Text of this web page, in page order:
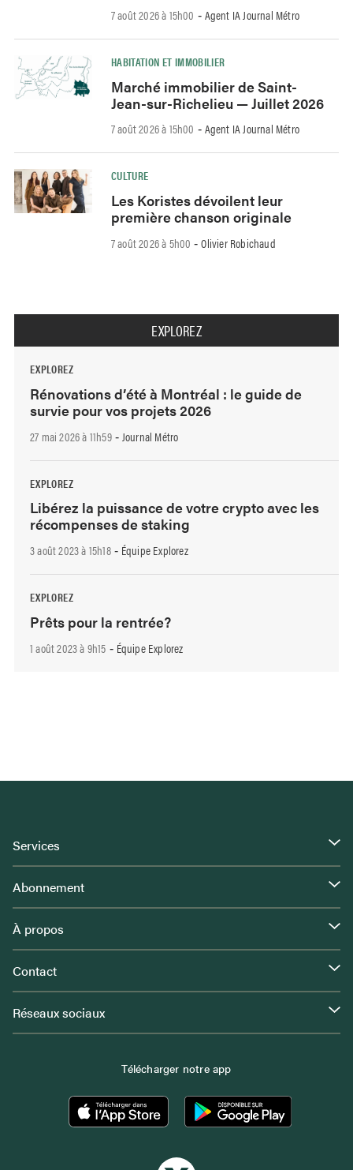
7 août 2026 à 15h00 - Agent IA Journal Métro
HABITATION ET IMMOBILIER
Marché immobilier de Saint-
Jean-sur-Richelieu — Juillet 2026
7 août 2026 à 15h00 - Agent IA Journal Métro
CULTURE
Les Koristes dévoilent leur
première chanson originale
7 août 2026 à 5h00 -Olivier Robichaud
EXPLOREZ
EXPLOREZ
Rénovations d’été à Montréal : le guide de
survie pour vos projets 2026
27 mai 2026 à 11h59- Journal Métro
EXPLOREZ
Libérez la puissance de votre crypto avec les
récompenses de staking
3 août 2023 à 15h18- Équipe Explorez
EXPLOREZ
Prêts pour la rentrée?
1 août 2023 à 9h15 - Équipe Explorez
Services
Abonnement
À propos
Contact
Réseaux sociaux
Télécharger notre app